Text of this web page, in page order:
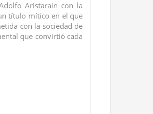
Aristarain con la
título mítico en el que
con la sociedad de
que convirtió cada